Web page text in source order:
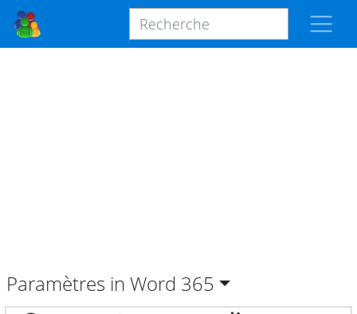
Paramètres in Word 365